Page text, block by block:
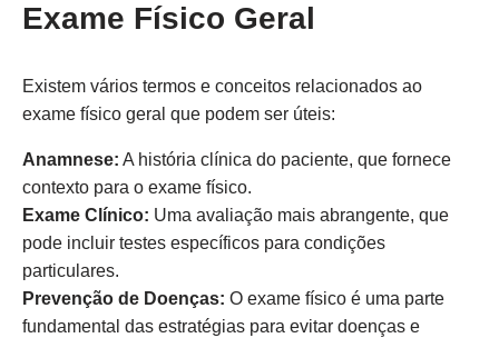
Exame Físico Geral
Existem vários termos e conceitos relacionados ao
exame físico geral que podem ser úteis:
Anamnese: A história clínica do paciente, que fornece
contexto para o exame físico.
Exame Clínico: Uma avaliação mais abrangente, que
pode incluir testes específicos para condições
particulares.
Prevenção de Doenças: O exame físico é uma parte
fundamental das estratégias para evitar doenças e